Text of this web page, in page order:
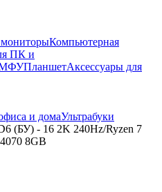
Компьютерная
ПК и
МФУПланшетАксессуары для
и домаУльтрабуки
(БУ) - 16 2K 240Hz/Ryzen 7
8GB